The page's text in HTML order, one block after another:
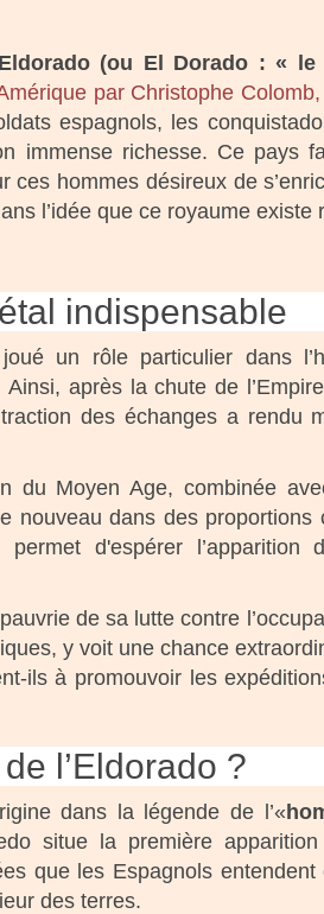
(ou El Dorado : « le
par Christophe
espagnols, les
immense richesse. Ce pays
ces hommes désireux de
l’idée que ce royaume existe
indispensable
un rôle particulier dans
après la chute de
des échanges a rendu
Moyen Age, combinée
nouveau dans des proportions
d'espérer l’apparition
de sa lutte contre
y voit une chance
ils à promouvoir les
l’Eldorado ?
dans la légende de l’«
situe la première
que les Espagnols
des terres.